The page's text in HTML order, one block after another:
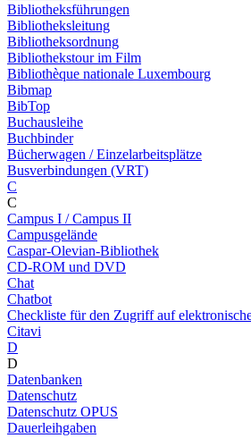
Bibliotheksführungen
Bibliotheksleitung
Bibliotheksordnung
Bibliothekstour im Film
Bibliothèque nationale Luxembourg
Bibmap
BibTop
Buchausleihe
Buchbinder
Bücherwagen / Einzelarbeitsplätze
Busverbindungen (VRT)
C
C
Campus I / Campus II
Campusgelände
Caspar-Olevian-Bibliothek
CD-ROM und DVD
Chat
Chatbot
Checkliste für den Zugriff auf
Citavi
D
D
Datenbanken
Datenschutz
Datenschutz OPUS
Dauerleihgaben